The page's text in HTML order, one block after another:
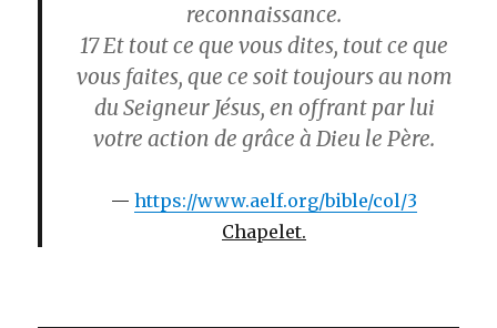
reconnaissance.
17Et tout ce que vous dites, tout ce que
vous faites, que ce soit toujours au nom
du Seigneur Jésus, en offrant par lui
votre action de grâce à Dieu le Père.
https://www.aelf.org/bible/col/3
Chapelet.